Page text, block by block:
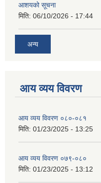
आशयको सूचना
मिति: 06/10/2026 - 17:44
अन्य
आय व्यय विवरण
आय व्यय विवरण ०८०-०८१
मिति: 01/23/2025 - 13:25
आय व्यय विवरण ०७९-०८०
मिति: 01/23/2025 - 13:12